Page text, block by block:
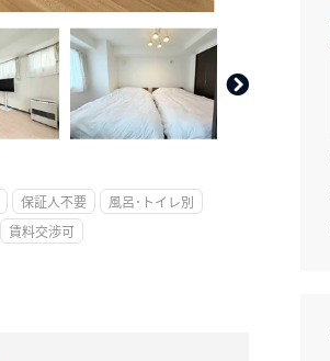
保証人不要
風呂･トイレ別
賃料交渉可